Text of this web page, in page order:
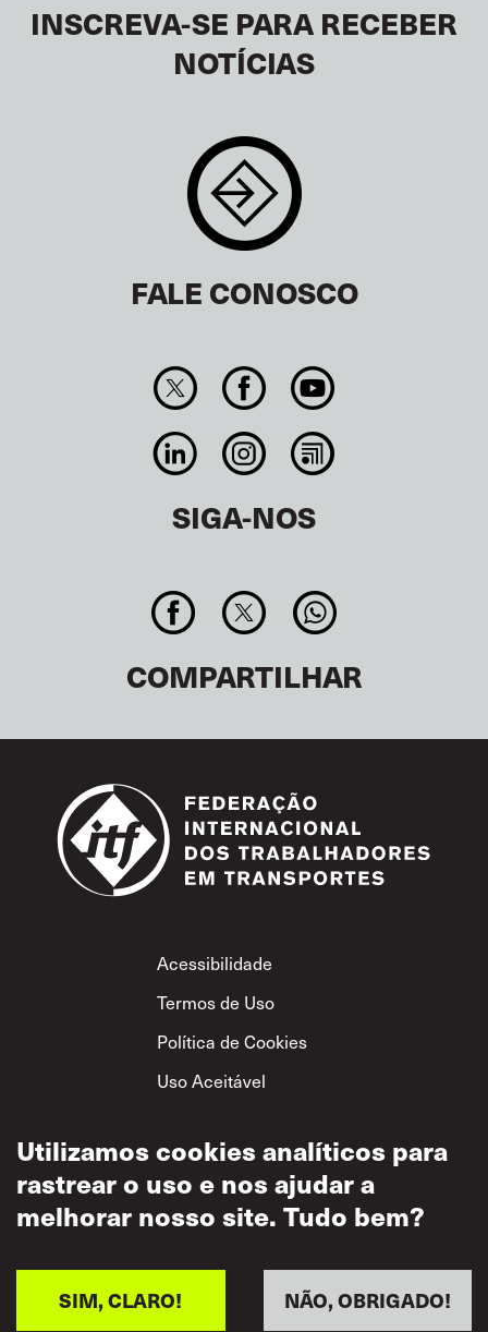
INSCREVA-SE PARA RECEBER
NOTÍCIAS
FALE CONOSCO
SIGA-NOS
COMPARTILHAR
Footer
Acessibilidade
Termos de Uso
Política de Cookies
Uso Aceitável
Privacidade
Política de Respeito
Utilizamos cookies analíticos para
rastrear o uso e nos ajudar a
melhorar nosso site. Tudo bem?
NÃO, OBRIGADO!
SIM, CLARO!